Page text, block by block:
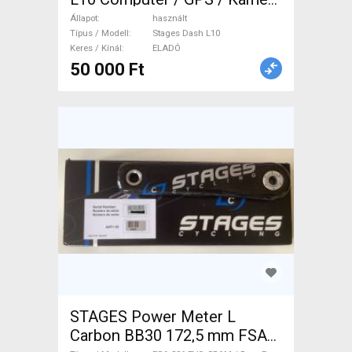
használt ELADÓ
Állapot
használt
Típus / Modell
Stages Dash L10
Keres / Kínál
ELADÓ
50 000 Ft
STAGES Power Meter L
Carbon BB30 172,5 mm FSA